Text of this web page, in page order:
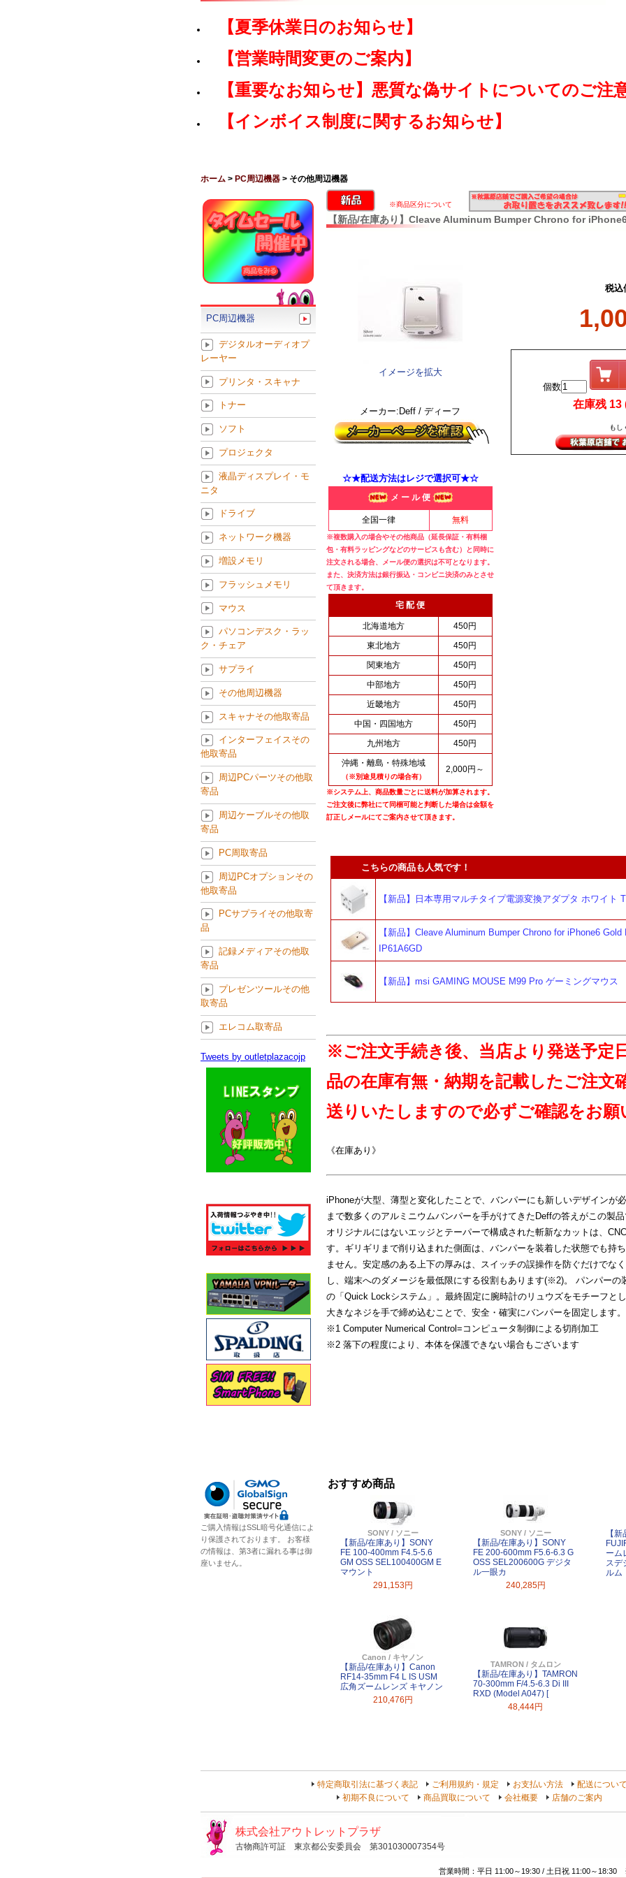
【夏季休業日のお知らせ】
【営業時間変更のご案内】
【重要なお知らせ】悪質な偽サイトについてのご注
【インボイス制度に関するお知らせ】
ホーム > PC周辺機器 > その他周辺機器
※商品区分について
【新品/在庫あり】Cleave Aluminum Bumper Chrono for
イメージを拡大
メーカー:Deff / ディーフ
☆★配送方法はレジで選択可★☆
メ ー ル 便
全国一律 無料
※複数購入の場合やその他商品（延長保証・有料梱
包・有料ラッピングなどのサービスも含む）と同時に
注文される場合、メール便の選択は不可となります。
また、決済方法は銀行振込・コンビニ決済のみとさせ
て頂きます。
宅 配 便
北海道地方
450円
東北地方
450円
関東地方
450円
中部地方
450円
近畿地方
450円
中国・四国地方
450円
九州地方
450円
沖縄・離島・特殊地域
（※別途見積りの場合有）
2,000円～
※システム上、商品数量ごとに送料が加算されます。
ご注文後に弊社にて同梱可能と判断した場合は金額を
訂正しメールにてご案内させて頂きます。
税込
個数
在庫残
もし
こちらの商品も人気です！
【新品】日本専用マルチタイプ電源変換アダプタ ホワイト
【新品】Cleave Aluminum Bumper Chrono for iPhone6 Gold
IP61A6GD
【新品】msi GAMING MOUSE M99 Pro ゲーミングマウス
※ご注文手続き後、当店より発送予定
品の在庫有無・納期を記載したご注文
送りいたしますので必ずご確認をお願
《在庫あり》
iPhoneが大型、薄型と変化したことで、バンパーにも新しいデザインが
まで数多くのアルミニウムバンパーを手がけてきたDeffの答えがこの製品
オリジナルにはないエッジとテーパーで構成された斬新なカットは、
す。ギリギリまで削り込まれた側面は、バンパーを装着した状態でも持
ません。安定感のある上下の厚みは、スイッチの誤操作を防ぐだけでな
し、端末へのダメージを最低限にする役割もあります(※2)。 パンパーの
の「Quick Lockシステム」。最終固定に腕時計のリュウズをモチーフと
大きなネジを手で締め込むことで、安全・確実にバンパーを固定します。
※1 Computer Numerical Control=コンピュータ制御による切削加工
※2 落下の程度により、本体を保護できない場合もございます
おすすめ商品
SONY / ソニー
【新品/在庫あり】SONY
FE 100-400mm F4.5-5.6
GM OSS SEL100400GM E
マウント
291,153円
SONY / ソニー
【新品/在庫あり】SONY
FE 200-600mm F5.6-6.3 G
OSS SEL200600G デジタ
ル一眼カ
240,285円
【
ーム
スデ
ルム
Canon / キヤノン
【新品/在庫あり】Canon
RF14-35mm F4 L IS USM
広角ズームレンズ キヤノン
210,476円
TAMRON / タムロン
【新品/在庫あり】TAMRON
70-300mm F/4.5-6.3 Di III
RXD (Model A047) [
48,444円
PC周辺機器
デジタルオーディオプ
レーヤー
プリンタ・スキャナ
トナー
ソフト
プロジェクタ
液晶ディスプレイ・モ
ニタ
ドライブ
ネットワーク機器
増設メモリ
フラッシュメモリ
マウス
パソコンデスク・ラッ
ク・チェア
サプライ
その他周辺機器
スキャナその他取寄品
インターフェイスその
他取寄品
周辺PCパーツその他取
寄品
周辺ケーブルその他取
寄品
PC周取寄品
周辺PCオプションその
他取寄品
PCサプライその他取寄
品
記録メディアその他取
寄品
プレゼンツールその他
取寄品
エレコム取寄品
Tweets by outletplazacojp
ご購入情報はSSL暗号化通信によ
り保護されております。 お客様
の情報は、第3者に漏れる事は御
座いません。
特定商取引法に基づく表記 ご利用規約・規定 お支払い方法
配送について
初期不良について
商品買取について 会社概要 店舗のご案内
株式会社アウトレットプラザ
古物商許可証 東京都公安委員会 第301030007354号
営業時間：平日 11:00～19:30 / 土日祝 11:00～18:30